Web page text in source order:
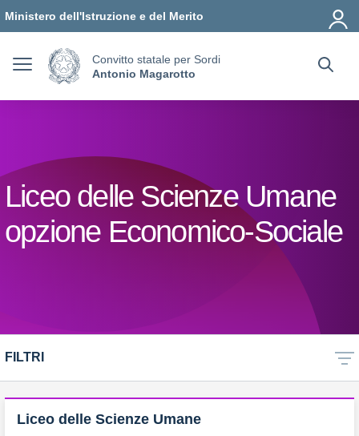
Ministero dell'Istruzione e del Merito
Convitto statale per Sordi
Antonio Magarotto
Liceo delle Scienze Umane
opzione Economico-Sociale
FILTRI
Liceo delle Scienze Umane